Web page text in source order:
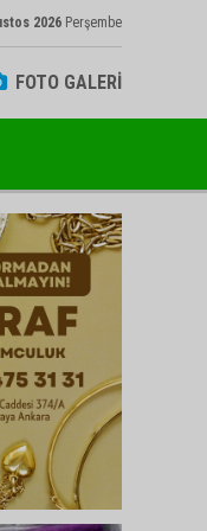
2026 Perşembe
FOTO GALERİ